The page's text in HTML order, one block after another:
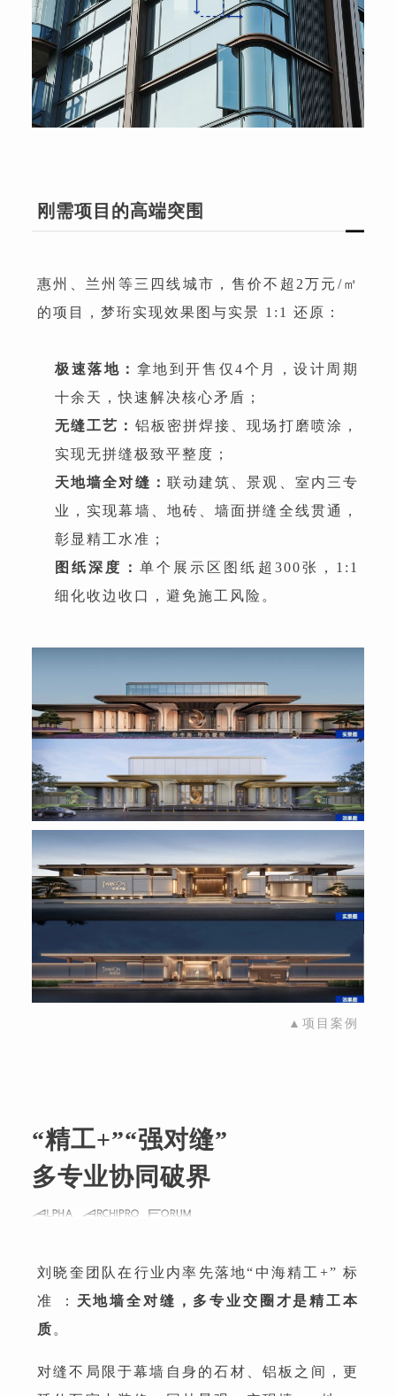
刚需项目的高端突围
惠州、兰州等三四线城市，售价不超2万元/㎡
的项目，梦珩实现效果图与实景 1:1 还原：
极速落地： 拿地到开售仅4个月，设计周期
十余天，快速解决核心矛盾；
无缝工艺： 铝板密拼焊接、现场打磨喷涂，
实现无拼缝极致平整度；
天地墙全对缝： 联动建筑、景观、室内三专
业，实现幕墙、地砖、墙面拼缝全线贯通，
彰显精工水准；
图纸深度： 单个展示区图纸超300张，1:1
细化收边收口，避免施工风险。
▲项目案例
“精工+”“强对缝”
多专业协同破界
刘晓奎团队在行业内率先落地“中海精工+” 标
准 ： 天地墙全对缝，多专业交圈才是精工本
质 。
对缝不局限于幕墙自身的石材、铝板之间，更